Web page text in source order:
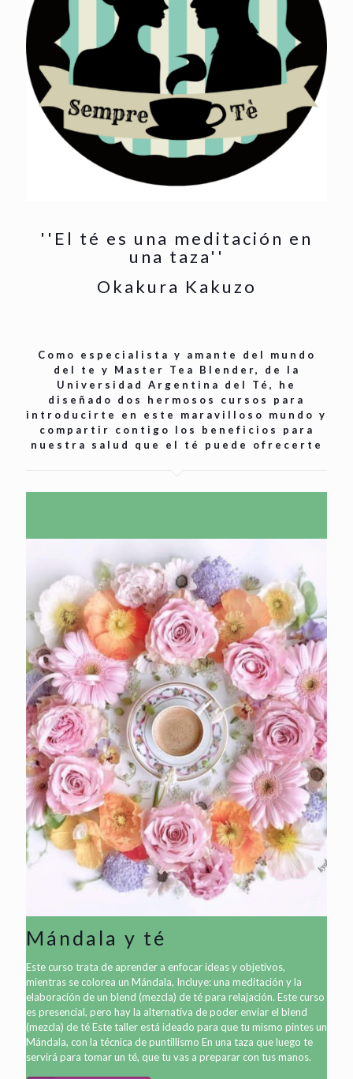
''El té es una meditación en
una taza''
Okakura Kakuzo
Como especialista y amante del mundo
del te y Master Tea Blender, de la
Universidad Argentina del Té, he
diseñado dos hermosos cursos para
introducirte en este maravilloso mundo y
compartir contigo los beneficios para
nuestra salud que el té puede ofrecerte
Mándala y té
Este curso trata de aprender a enfocar ideas y objetivos,
mientras se colorea un Mándala, Incluye: una meditación y la
elaboración de un blend (mezcla) de té para relajación. Este curso
es presencial, pero hay la alternativa de poder enviar el blend
(mezcla) de té Este taller está ideado para que tu mismo pintes un
Mándala, con la técnica de puntillismo En una taza que luego te
servirá para tomar un té, que tu vas a preparar con tus manos.